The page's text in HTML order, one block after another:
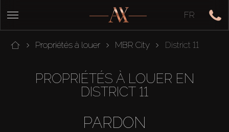
FR
Propriétés à louer MBR City District 11
PROPRIÉTÉS À LOUER EN
DISTRICT 11
PARDON